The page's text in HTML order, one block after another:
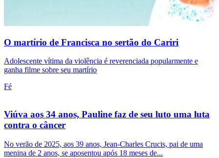
O martírio de Francisca no sertão do Cariri
Adolescente vítima da violência é reverenciada popularmente e
ganha filme sobre seu martírio
Fé
Viúva aos 34 anos, Pauline faz de seu luto uma luta
contra o câncer
No verão de 2025, aos 39 anos, Jean-Charles Crucis, pai de uma
menina de 2 anos, se aposentou após 18 meses de...